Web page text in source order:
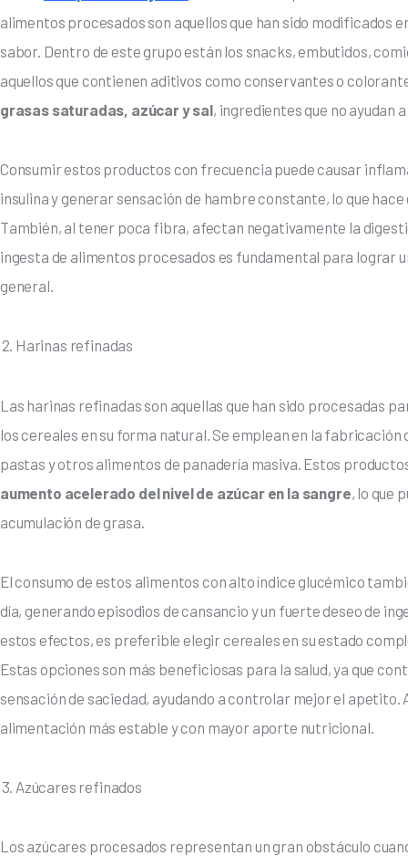
alimentos procesados son aquellos que han sido
sabor. Dentro de este grupo están los snacks, embutidos,
aquellos que contienen aditivos como conservantes o
grasas saturadas, azúcar y sal, ingredientes que no ayudan
Consumir estos productos con frecuencia puede causar
insulina y generar sensación de hambre constante, lo que
También, al tener poca fibra, afectan negativamente la
ingesta de alimentos procesados es fundamental para lograr
general.
Harinas refinadas
Las harinas refinadas son aquellas que han sido procesadas
los cereales en su forma natural. Se emplean en la
pastas y otros alimentos de panadería masiva. Estos
aumento acelerado del nivel de azúcar en la sangre, lo que
acumulación de grasa.
El consumo de estos alimentos con alto índice glucémico
día, generando episodios de cansancio y un fuerte deseo de
estos efectos, es preferible elegir cereales en su estado
Estas opciones son más beneficiosas para la salud, ya que
sensación de saciedad, ayudando a controlar mejor el
alimentación más estable y con mayor aporte nutricional.
Azúcares refinados
Los azúcares procesados representan un gran obstáculo